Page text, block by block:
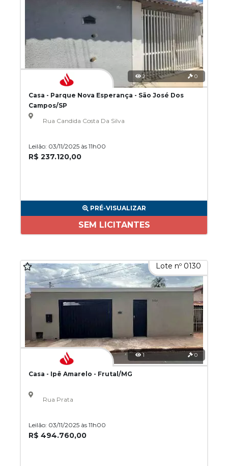
2 0
Casa - Parque Nova Esperança - São José Dos
Campos/SP
Rua Candida Costa Da Silva
Leilão: 03/11/2025 às 11h00
R$ 237.120,00
PRÉ-VISUALIZAR
SEM LICITANTES
Lote nº 0130
1 0
Casa - Ipê Amarelo - Frutal/MG
Rua Prata
Leilão: 03/11/2025 às 11h00
R$ 494.760,00